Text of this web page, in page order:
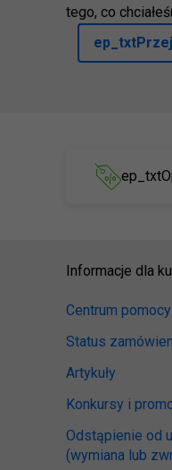
tego, co
Informacje dla
Centrum pomocy
Status
Artykuły
Konkursy i
Odstąpienie od
(wymiana lub